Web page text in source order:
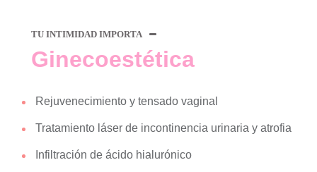
TU INTIMIDAD IMPORTA
Ginecoestética
Rejuvenecimiento y tensado vaginal
Tratamiento láser de incontinencia urinaria y atrofia
Infiltración de ácido hialurónico